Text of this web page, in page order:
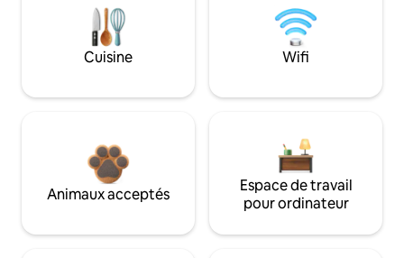
Cuisine Wifi
Animaux acceptés
Espace de travail
pour ordinateur